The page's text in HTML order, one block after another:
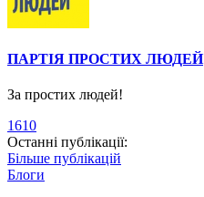
ПАРТІЯ ПРОСТИХ ЛЮДЕЙ
За простих людей!
1610
Останні публікації:
Більше публікацій
Блоги